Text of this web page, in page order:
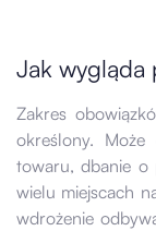
Jak wygląda
Zakres
określony. Może
towaru, dbanie o
wielu miejscach
wdrożenie